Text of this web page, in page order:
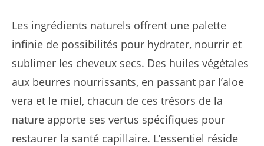
Les ingrédients naturels offrent une palette
infinie de possibilités pour hydrater, nourrir et
sublimer les cheveux secs. Des huiles végétales
aux beurres nourrissants, en passant par l’aloe
vera et le miel, chacun de ces trésors de la
nature apporte ses vertus spécifiques pour
restaurer la santé capillaire. L’essentiel réside